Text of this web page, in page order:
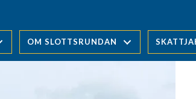
OM SLOTTSRUNDAN